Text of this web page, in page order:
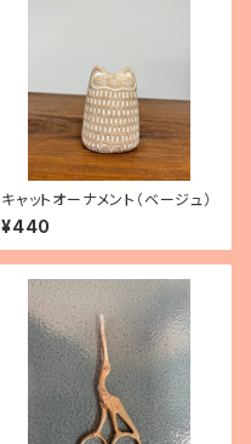
キャットオーナメント（ベージュ）
¥440